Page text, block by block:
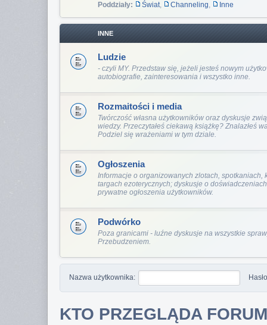
Poddziały:
Świat, Channeling, Inne
INNE
Ludzie
- czyli MY. Przedstaw się, jeżeli jesteś nowym
autobiografie, zainteresowania i wszystko inne.
Rozmaitości i media
Twórczość własna użytkowników oraz dyskusje
wiedzy. Przeczytałeś ciekawą książkę? Znalazłeś
Podziel się wrażeniami w tym dziale.
Ogłoszenia
Informacje o organizowanych zlotach, spotkaniach,
targach ezoterycznych; dyskusje o
prywatne ogłoszenia użytkowników.
Podwórko
Poza granicami - luźne dyskusje na wszystkie
Przebudzeniem.
Nazwa użytkownika:
KTO PRZEGLĄDA FORUM